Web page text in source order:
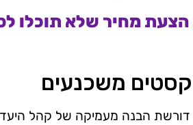
מחיר שלא תוכלו
משכנעים
דורשת הבנה מעמיקה של קהל היעד